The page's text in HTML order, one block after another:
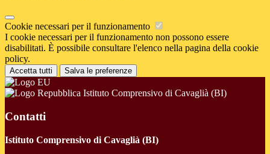
Cookie necessari per il funzionamento
I cookie necessari per il funzionamento non possono essere
disabilitati. È possibile consultare l'elenco nella pagina della cookie
policy.
Accetta tutti Salva le preferenze
Istituto Comprensivo di Cavaglià (BI)
Contatti
Istituto Comprensivo di Cavaglià (BI)